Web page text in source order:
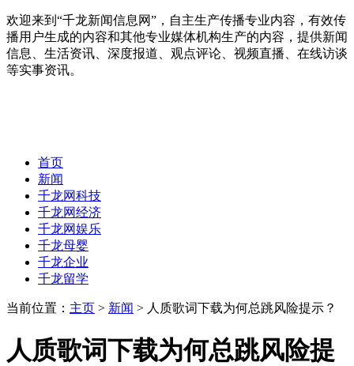
欢迎来到“千龙新闻信息网”，自主生产传播专业内容，有效传
播用户生成的内容和其他专业媒体机构生产的内容，提供新闻
信息、生活资讯、深度报道、观点评论、视频直播、在线访谈
等实事资讯。
首页
新闻
千龙网科技
千龙网经济
千龙网娱乐
千龙母婴
千龙企业
千龙留学
当前位置： 主页 > 新闻 > 人质歌词下载为何总跳风险提示？
人质歌词下载为何总跳风险提